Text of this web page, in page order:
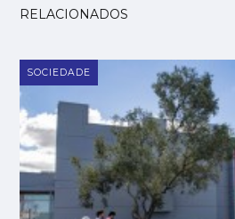
RELACIONADOS
SOCIEDADE